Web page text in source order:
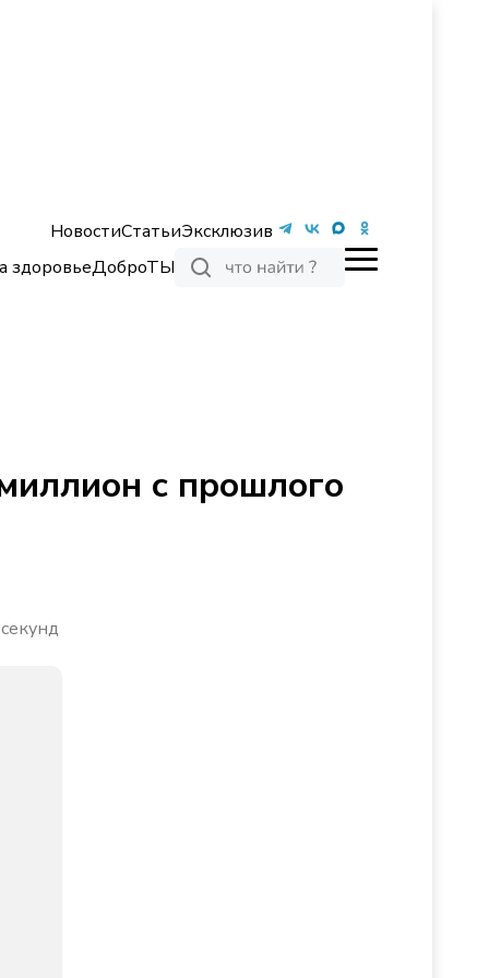
НовостиСтатьиЭксклюзив
здоровьеДоброТЫ
с прошлого